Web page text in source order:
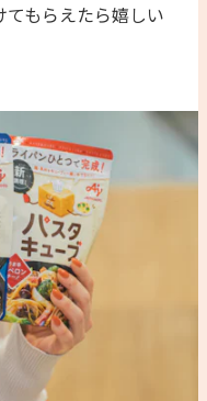
もらえたら嬉しい